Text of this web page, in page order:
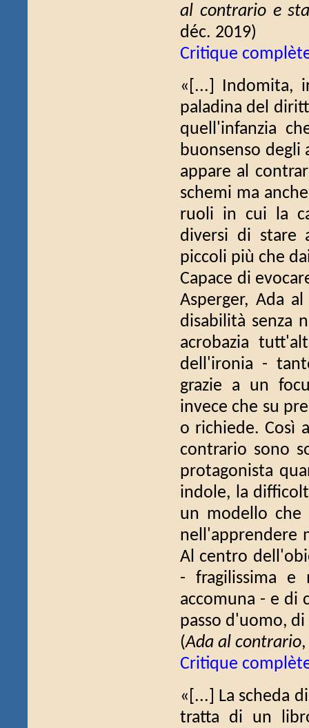
al contrario e
déc. 2019)
Critique
«[...] Indomita,
paladina del
quell'infanzia
buonsenso degli
appare al
schemi ma
ruoli in cui la
diversi di stare
piccoli più che
Capace di
Asperger, Ada
disabilità senza
acrobazia
dell'ironia -
grazie a un
invece che su
o richiede. Così
contrario sono
protagonista
indole, la
un modello che
nell'apprendere
Al centro
- fragilissima
accomuna - e di
passo d'uomo,
(Ada al contrario,
Critique
«[...] La scheda
tratta di un